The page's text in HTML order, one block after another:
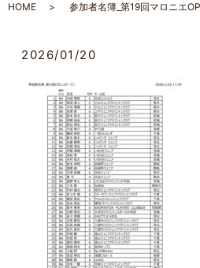
HOME 参加者名簿_第19回マロニエOP
2026/01/20